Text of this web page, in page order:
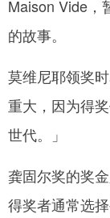
Maison Vide，
的故事。
莫维尼耶领奖
重大，因为得
世代。」
龚固尔奖的奖
得奖者通常选